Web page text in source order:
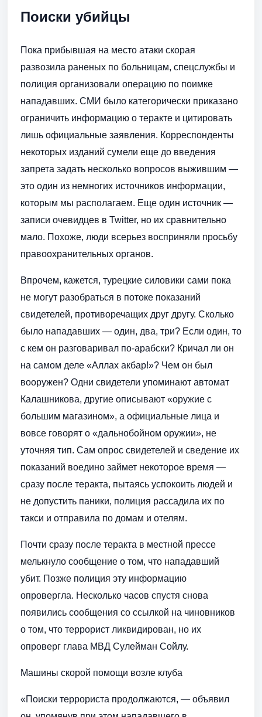
Поиски убийцы
Пока прибывшая на место атаки скорая
развозила раненых по больницам, спецслужбы и
полиция организовали операцию по поимке
нападавших. СМИ было категорически приказано
ограничить информацию о теракте и цитировать
лишь официальные заявления. Корреспонденты
некоторых изданий сумели еще до введения
запрета задать несколько вопросов выжившим —
это один из немногих источников информации,
которым мы располагаем. Еще один источник —
записи очевидцев в Twitter, но их сравнительно
мало. Похоже, люди всерьез восприняли просьбу
правоохранительных органов.
Впрочем, кажется, турецкие силовики сами пока
не могут разобраться в потоке показаний
свидетелей, противоречащих друг другу. Сколько
было нападавших — один, два, три? Если один, то
с кем он разговаривал по-арабски? Кричал ли он
на самом деле «Аллах акбар!»? Чем он был
вооружен? Одни свидетели упоминают автомат
Калашникова, другие описывают «оружие с
большим магазином», а официальные лица и
вовсе говорят о «дальнобойном оружии», не
уточняя тип. Сам опрос свидетелей и сведение их
показаний воедино займет некоторое время —
сразу после теракта, пытаясь успокоить людей и
не допустить паники, полиция рассадила их по
такси и отправила по домам и отелям.
Почти сразу после теракта в местной прессе
мелькнуло сообщение о том, что нападавший
убит. Позже полиция эту информацию
опровергла. Несколько часов спустя снова
появились сообщения со ссылкой на чиновников
о том, что террорист ликвидирован, но их
опроверг глава МВД Сулейман Сойлу.
Машины скорой помощи возле клуба
«Поиски террориста продолжаются, — объявил